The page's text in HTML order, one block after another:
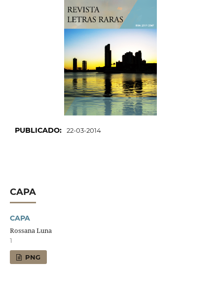
PUBLICADO: 22-03-2014
CAPA
CAPA
Rossana Luna
1
PNG